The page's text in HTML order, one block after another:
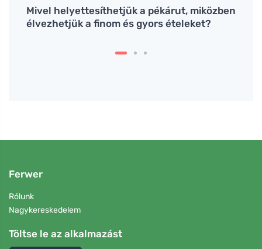
Mivel helyettesíthetjük a pékárut, miközben
élvezhetjük a finom és gyors ételeket?
Ferwer
Rólunk
Nagykereskedelem
Töltse le az alkalmazást